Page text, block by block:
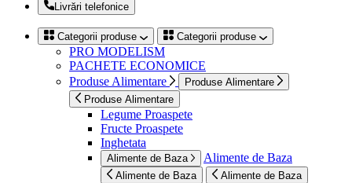
Livrări telefonice
Categorii produse Categorii produse
PRO MODELISM
PACHETE ECONOMICE
Produse Alimentare
Produse Alimentare
Produse Alimentare
Legume Proaspete
Fructe Proaspete
Inghetata
Alimente de Baza Alimente de Baza
Alimente de Baza Alimente de Baza